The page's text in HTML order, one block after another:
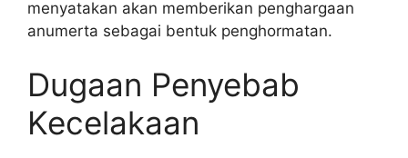
menyatakan akan memberikan penghargaan
anumerta sebagai bentuk penghormatan.
Dugaan Penyebab
Kecelakaan